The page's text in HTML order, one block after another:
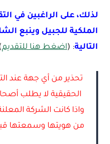
لذلك، على الراغبين في
الملكية للجبيل وينبع
التالية: (اضغط هنا للتقديم
تحذير من أي جهة عند
الحقيقية لا يطلب
واذا كانت الشركة
من هويتها وسمعتها